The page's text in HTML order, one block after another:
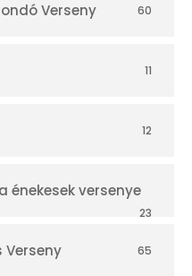
Verseny 60
11
12
versenye
23
Verseny 65